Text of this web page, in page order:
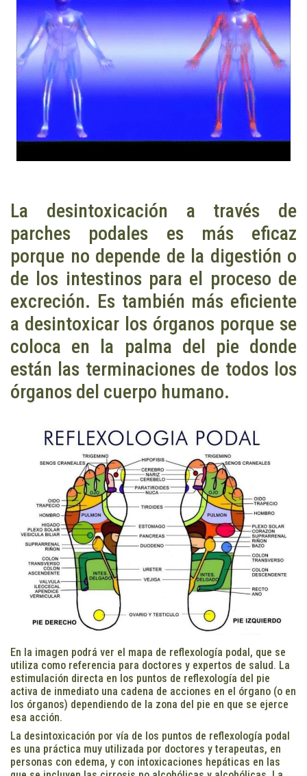
La desintoxicación a través de
parches podales es más eficaz
porque no depende de la digestión o
de los intestinos para el proceso de
excreción. Es también más eficiente
a desintoxicar los órganos porque se
coloca en la palma del pie donde
están las terminaciones de todos los
órganos del cuerpo humano.
En la imagen podrá ver el mapa de reflexología podal, que se
utiliza como referencia para doctores y expertos de salud. La
estimulación directa en los puntos de reflexología del pie
activa de inmediato una cadena de acciones en el órgano (o en
los órganos) dependiendo de la zona del pie en que se ejerce
esa acción.
La desintoxicación por vía de los puntos de reflexología podal
es una práctica muy utilizada por doctores y terapeutas, en
personas con edema, y con intoxicaciones hepáticas en las